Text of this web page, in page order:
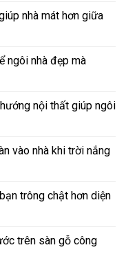
nhà mát hơn giữa
ngôi nhà đẹp mà
nội thất giúp ngôi
vào nhà khi trời nắng
trông chật hơn diện
trên sàn gỗ công